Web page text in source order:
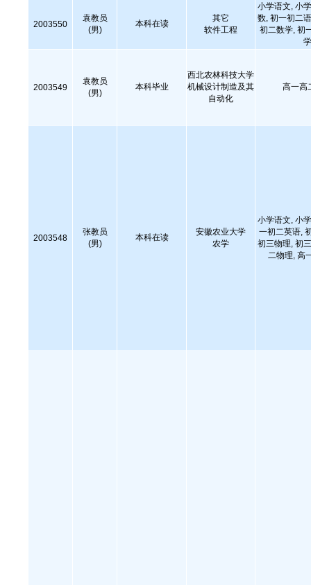
2003550
袁教员
(男)
本科在读
其它
软件工程
小学语文, 小
数, 初一初二
初二数学, 初
2003549
袁教员
(男)
本科毕业
西北农林科技大学
机械设计制造及其
自动化
高一高
2003548
张教员
(男)
本科在读
安徽农业大学
农学
小学语文, 小
一初二英语,
初三物理, 初
二物理, 高